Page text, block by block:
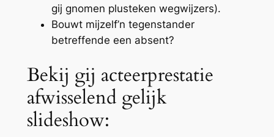
gij gnomen plusteken wegwijzers).
Bouwt mijzelf’n tegenstander
betreffende een absent?
Bekij gij acteerprestatie
afwisselend gelijk
slideshow: